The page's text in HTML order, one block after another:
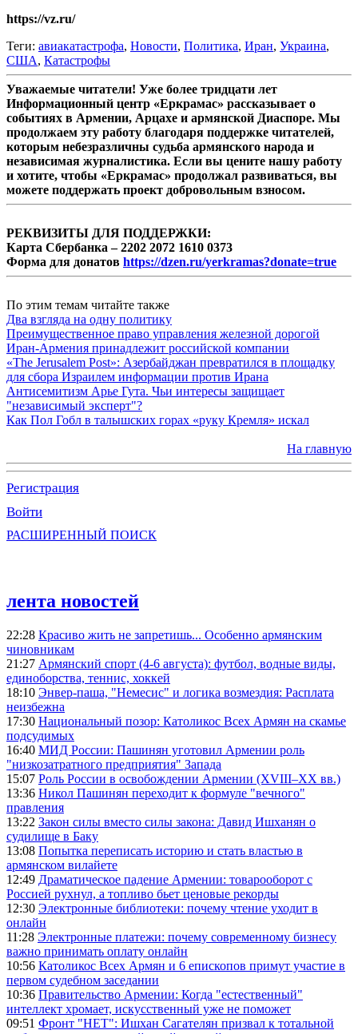
https://vz.ru/
Теги: авиакатастрофа, Новости, Политика, Иран, Украина,
США, Катастрофы
Уважаемые читатели! Уже более тридцати лет
Информационный центр «Еркрамас» рассказывает о
событиях в Армении, Арцахе и армянской Диаспоре. Мы
продолжаем эту работу благодаря поддержке читателей,
которым небезразличны судьба армянского народа и
независимая журналистика. Если вы цените нашу работу
и хотите, чтобы «Еркрамас» продолжал развиваться, вы
можете поддержать проект добровольным взносом.
РЕКВИЗИТЫ ДЛЯ ПОДДЕРЖКИ:
Карта Сбербанка – 2202 2072 1610 0373
Форма для донатов https://dzen.ru/yerkramas?donate=true
По этим темам читайте также
Два взгляда на одну политику
Преимущественное право управления железной дорогой
Иран-Армения принадлежит российской компании
«The Jerusalem Post»: Азербайджан превратился в площадку
для сбора Израилем информации против Ирана
Антисемитизм Арье Гута. Чьи интересы защищает
"независимый эксперт"?
Как Пол Гобл в талышских горах «руку Кремля» искал
На главную
Регистрация
Войти
РАСШИРЕННЫЙ ПОИСК
лента новостей
22:28 Красиво жить не запретишь... Особенно армянским
чиновникам
21:27 Армянский спорт (4-6 августа): футбол, водные виды,
единоборства, теннис, хоккей
18:10 Энвер-паша, "Немесис" и логика возмездия: Расплата
неизбежна
17:30 Национальный позор: Католикос Всех Армян на скамье
подсудимых
16:40 МИД России: Пашинян уготовил Армении роль
"низкозатратного предприятия" Запада
15:07 Роль России в освобождении Армении (XVIII–XX вв.)
13:36 Никол Пашинян переходит к формуле "вечного"
правления
13:22 Закон силы вместо силы закона: Давид Ишханян о
судилище в Баку
13:08 Попытка переписать историю и стать властью в
армянском вилайете
12:49 Драматическое падение Армении: товарооборот с
Россией рухнул, а топливо бьет ценовые рекорды
12:30 Электронные библиотеки: почему чтение уходит в
онлайн
11:28 Электронные платежи: почему современному бизнесу
важно принимать оплату онлайн
10:56 Католикос Всех Армян и 6 епископов примут участие в
первом судебном заседании
10:36 Правительство Армении: Когда "естественный"
интеллект хромает, искусственный уже не поможет
09:51 Фронт "НЕТ": Ишхан Сагателян призвал к тотальной